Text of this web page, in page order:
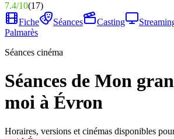
7.4/10(17)
Fiche
Séances Casting
Palmarès
Séances cinéma
Séances de Mon
moi à Évron
Horaires, versions et cinémas disponibles